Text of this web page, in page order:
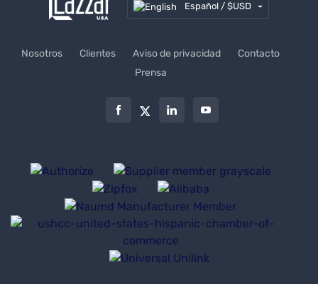
Español / $USD
Nosotros Clientes Aviso de privacidad
Contacto
Prensa